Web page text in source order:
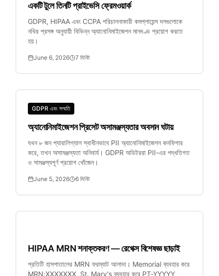
একটি টুলে তিনটি প্রাইভেসি ফ্রেমওয়ার্ক
GDPR, HIPAA এবং CCPA পরিচালনাকারী কমপ্লায়েন্স দলগুলোকে
নথির প্রসঙ্গ অনুযায়ী বিভিন্ন অ্যানোনিমাইজেশন মানদণ্ড প্রয়োগ করতে
হয়।
June 6, 2026 7 মিনিট
GDPR এবং সম্মতি
অ্যানোনিমাইজেশন প্রিসেট অসামঞ্জস্যতার অবসান ঘটায়
যখন ৮ জন প্যারালিগ্যাল স্বাধীনভাবে PII অ্যানোনিমাইজেশন কনফিগার
করে, তখন অসামঞ্জস্যতা অনিবার্য। GDPR অডিটররা PII-এর পদ্ধতিগত
ও সামঞ্জস্যপূর্ণ প্রয়োগ খোঁজেন।
June 5, 2026 6 মিনিট
HIPAA MRN শনাক্তকরণ — রেগেক্স বিশেষজ্ঞ ছাড়াই
প্রতিটি হাসপাতালের MRN ফরম্যাট আলাদা। Memorial ব্যবহার করে
MRN:XXXXXXX, St. Mary's ব্যবহার করে PT-YYYYY,